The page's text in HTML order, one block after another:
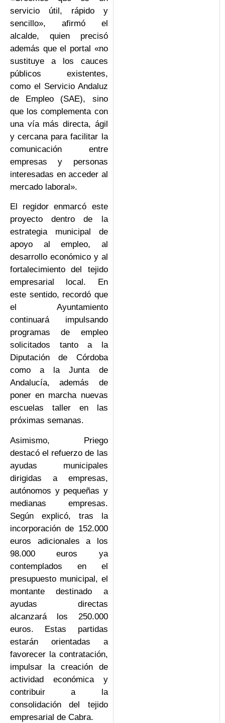
servicio útil, rápido y
sencillo», afirmó el
alcalde, quien precisó
además que el portal «no
sustituye a los cauces
públicos existentes,
como el Servicio Andaluz
de Empleo (SAE), sino
que los complementa con
una vía más directa, ágil
y cercana para facilitar la
comunicación entre
empresas y personas
interesadas en acceder al
mercado laboral».
El regidor enmarcó este
proyecto dentro de la
estrategia municipal de
apoyo al empleo, al
desarrollo económico y al
fortalecimiento del tejido
empresarial local. En
este sentido, recordó que
el Ayuntamiento
continuará impulsando
programas de empleo
solicitados tanto a la
Diputación de Córdoba
como a la Junta de
Andalucía, además de
poner en marcha nuevas
escuelas taller en las
próximas semanas.
Asimismo, Priego
destacó el refuerzo de las
ayudas municipales
dirigidas a empresas,
autónomos y pequeñas y
medianas empresas.
Según explicó, tras la
incorporación de 152.000
euros adicionales a los
98.000 euros ya
contemplados en el
presupuesto municipal, el
montante destinado a
ayudas directas
alcanzará los 250.000
euros. Estas partidas
estarán orientadas a
favorecer la contratación,
impulsar la creación de
actividad económica y
contribuir a la
consolidación del tejido
empresarial de Cabra.